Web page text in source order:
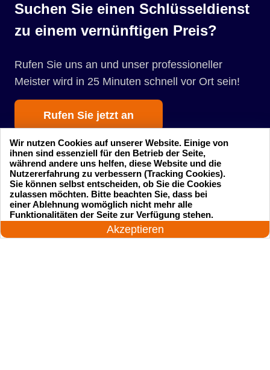
Suchen Sie einen Schlüsseldienst
zu einem vernünftigen Preis?
Rufen Sie uns an und unser professioneller
Meister wird in 25 Minuten schnell vor Ort sein!
Rufen Sie jetzt an
Startseite Einsatzgebiete
Preise
24 Stunden am Tag
Akzeptieren
Wir nutzen Cookies auf unserer Website. Einige von
ihnen sind essenziell für den Betrieb der Seite,
während andere uns helfen, diese Website und die
Nutzererfahrung zu verbessern (Tracking Cookies).
Sie können selbst entscheiden, ob Sie die Cookies
zulassen möchten. Bitte beachten Sie, dass bei
einer Ablehnung womöglich nicht mehr alle
Funktionalitäten der Seite zur Verfügung stehen.